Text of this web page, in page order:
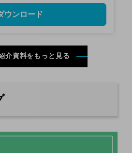
ウンロード
介資料をもっと見る